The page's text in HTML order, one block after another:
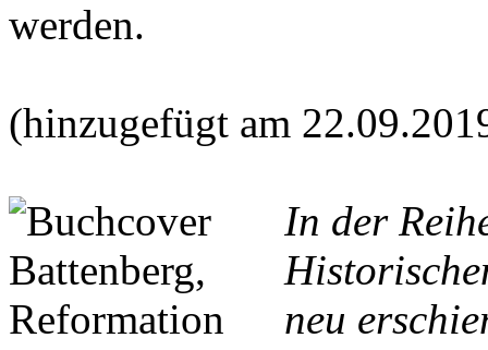
werden.
(hinzugefügt am
In der
neu